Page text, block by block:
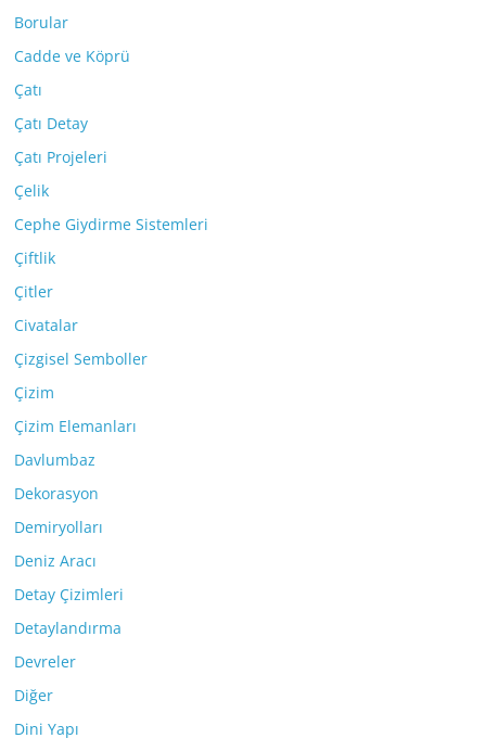
Borular
Cadde ve Köprü
Çatı
Çatı Detay
Çatı Projeleri
Çelik
Cephe Giydirme Sistemleri
Çiftlik
Çitler
Civatalar
Çizgisel Semboller
Çizim
Çizim Elemanları
Davlumbaz
Dekorasyon
Demiryolları
Deniz Aracı
Detay Çizimleri
Detaylandırma
Devreler
Diğer
Dini Yapı